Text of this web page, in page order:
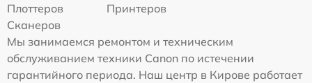
Плоттеров
Принтеров
Сканеров
Мы занимаемся ремонтом и техническим
обслуживанием техники Canon по истечении
гарантийного периода. Наш центр в Кирове работает